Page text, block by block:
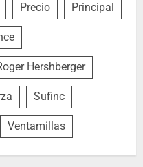
Precio Principal
Hershberger
Sufinc
Ventamillas